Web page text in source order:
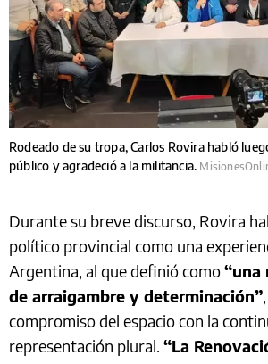
Rodeado de su tropa, Carlos Rovira habló
público y agradeció a la militancia.
Durante su breve discurso, Rovira
político provincial como una
Argentina, al que definió como“una
de arraigambre y determinación”
compromiso del espacio con la
representación plural. “La